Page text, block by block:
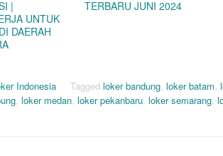
|
UNTUK
DAERAH
TERBARU JUNI 2024
Indonesia Tagged loker bandung, loker batam,
, loker medan, loker pekanbaru, loker semarang,